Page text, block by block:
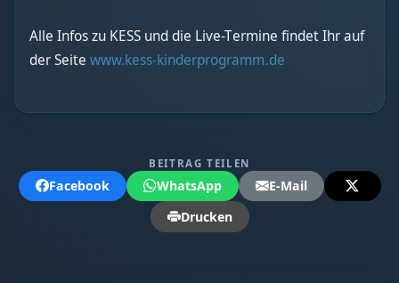
Alle Infos zu KESS und die Live-Termine findet Ihr auf
der Seitewww.kess-kinderprogramm.de
BEITRAG TEILEN
Facebook WhatsApp
E-Mail
Drucken